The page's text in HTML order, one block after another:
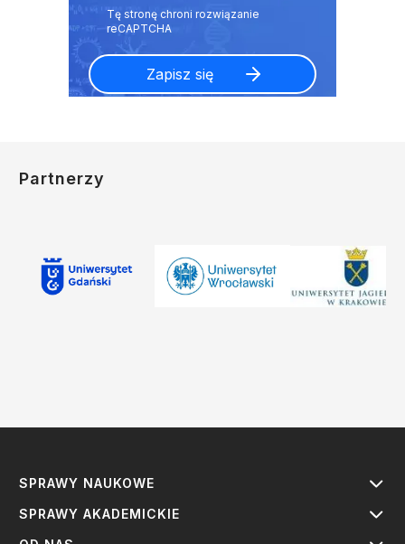
Partnerzy
SPRAWY NAUKOWE
SPRAWY AKADEMICKIE